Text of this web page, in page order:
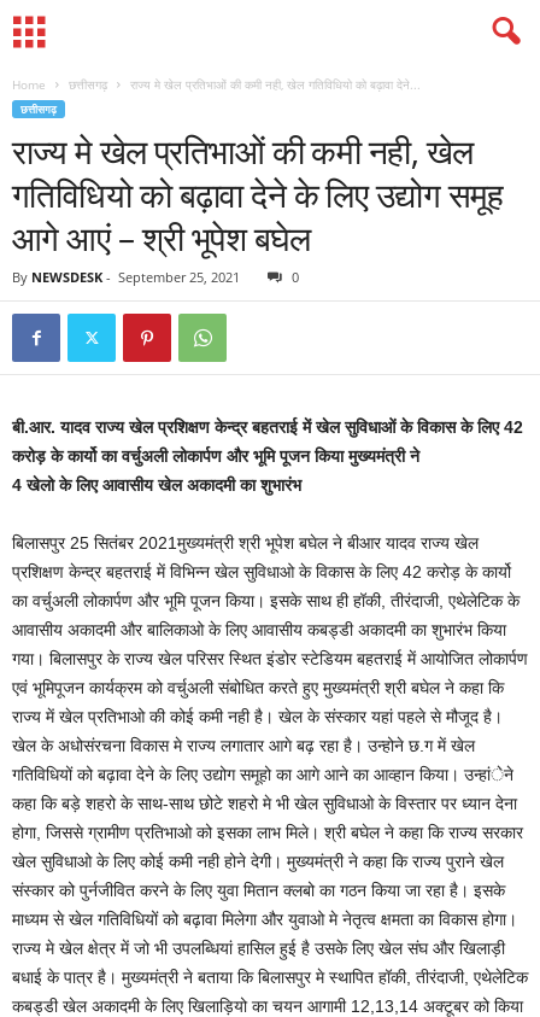
Home छत्तीसगढ़ राज्य मे खेल प्रतिभाओं की कमी नही, खेल गतिविधियो को बढ़ावा देने...
छत्तीसगढ़
राज्य मे खेल प्रतिभाओं की कमी नही, खेल
गतिविधियो को बढ़ावा देने के लिए उद्योग समूह
आगे आएं – श्री भूपेश बघेल
By NEWSDESK - September 25, 2021 0
बी.आर. यादव राज्य खेल प्रशिक्षण केन्द्र बहतराई में खेल सुविधाओं के विकास के लिए 42
करोड़ के कार्यो का वर्चुअली लोकार्पण और भूमि पूजन किया मुख्यमंत्री ने
4 खेलो के लिए आवासीय खेल अकादमी का शुभारंभ
बिलासपुर 25 सितंबर 2021मुख्यमंत्री श्री भूपेश बघेल ने बीआर यादव राज्य खेल
प्रशिक्षण केन्द्र बहतराई में विभिन्न खेल सुविधाओ के विकास के लिए 42 करोड़ के कार्यो
का वर्चुअली लोकार्पण और भूमि पूजन किया। इसके साथ ही हॉकी, तीरंदाजी, एथेलेटिक के
आवासीय अकादमी और बालिकाओ के लिए आवासीय कबड्डी अकादमी का शुभारंभ किया
गया। बिलासपुर के राज्य खेल परिसर स्थित इंडोर स्टेडियम बहतराई में आयोजित लोकार्पण
एवं भूमिपूजन कार्यक्रम को वर्चुअली संबोधित करते हुए मुख्यमंत्री श्री बघेल ने कहा कि
राज्य में खेल प्रतिभाओ की कोई कमी नही है। खेल के संस्कार यहां पहले से मौजूद है।
खेल के अधोसंरचना विकास मे राज्य लगातार आगे बढ़ रहा है। उन्होने छ.ग में खेल
गतिविधियों को बढ़ावा देने के लिए उद्योग समूहो का आगे आने का आव्हान किया। उन्हांेने
कहा कि बड़े शहरो के साथ-साथ छोटे शहरो मे भी खेल सुविधाओ के विस्तार पर ध्यान देना
होगा, जिससे ग्रामीण प्रतिभाओ को इसका लाभ मिले। श्री बघेल ने कहा कि राज्य सरकार
खेल सुविधाओ के लिए कोई कमी नही होने देगी। मुख्यमंत्री ने कहा कि राज्य पुराने खेल
संस्कार को पुर्नजीवित करने के लिए युवा मितान क्लबो का गठन किया जा रहा है। इसके
माध्यम से खेल गतिविधियों को बढ़ावा मिलेगा और युवाओ मे नेतृत्व क्षमता का विकास होगा।
राज्य मे खेल क्षेत्र में जो भी उपलब्धियां हासिल हुई है उसके लिए खेल संघ और खिलाड़ी
बधाई के पात्र है। मुख्यमंत्री ने बताया कि बिलासपुर मे स्थापित हॉकी, तीरंदाजी, एथेलेटिक
कबड्डी खेल अकादमी के लिए खिलाड़ियो का चयन आगामी 12,13,14 अक्टूबर को किया